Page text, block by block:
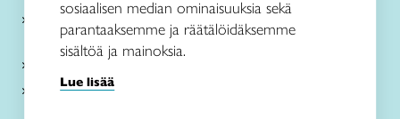
Verkkokaupat
Kirjaudu Arviin
Kirjaudu Taitocampukseen
sosiaalisen median ominaisuuksia sekä
parantaaksemme ja räätälöidäksemme
sisältöä ja mainoksia.
Lue lisää